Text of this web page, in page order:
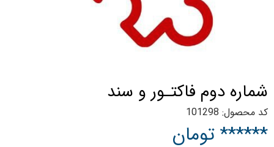
شماره دوم فاكتـور و سند
کد محصول: 101298
****** تومان